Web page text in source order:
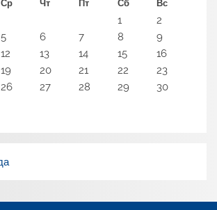
Ср Чт Пт Сб Вс
1
2
5 6 7 8
9
12 13 14 15
16
19 20 21 22
23
26 27 28 29
30